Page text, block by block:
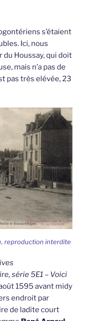
s’étaient
Ici, nous
du Houssay, qui doit
mais n’a pas de
pas très elévée, 23
reproduction interdite
série 5E1 – Voici
1595 avant midy
endroit par
de ladite court